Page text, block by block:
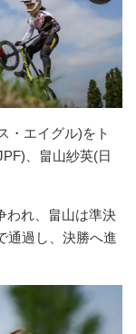
・エイグル)をト
、畠山紗英(日
われ、畠山は準決
通過し、決勝へ進